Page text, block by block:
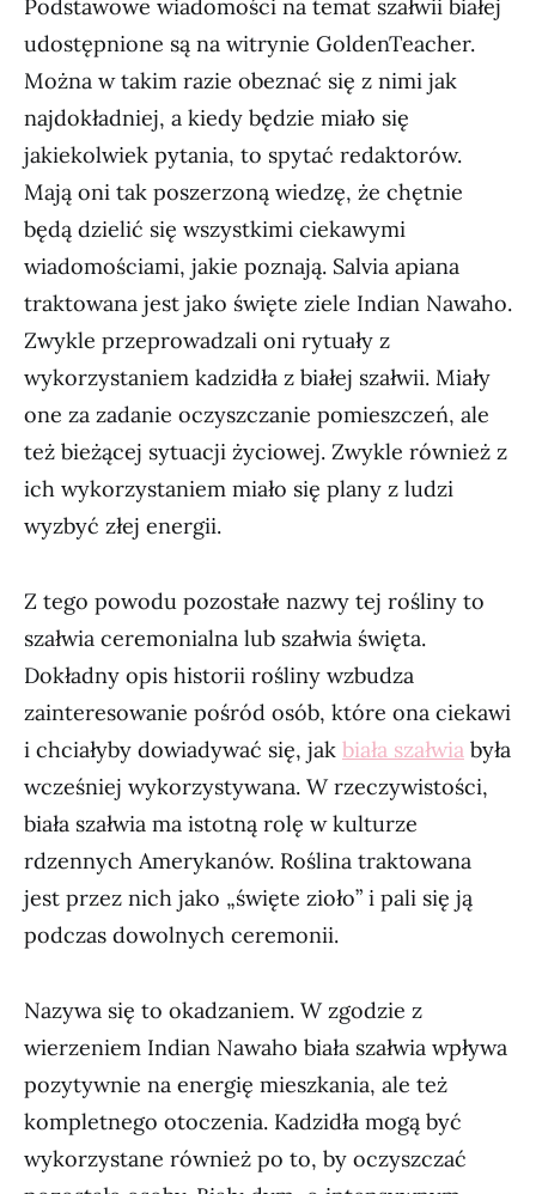
Podstawowe wiadomości na temat szałwii białej
udostępnione są na witrynie GoldenTeacher.
Można w takim razie obeznać się z nimi jak
najdokładniej, a kiedy będzie miało się
jakiekolwiek pytania, to spytać redaktorów.
Mają oni tak poszerzoną wiedzę, że chętnie
będą dzielić się wszystkimi ciekawymi
wiadomościami, jakie poznają. Salvia apiana
traktowana jest jako święte ziele Indian Nawaho.
Zwykle przeprowadzali oni rytuały z
wykorzystaniem kadzidła z białej szałwii. Miały
one za zadanie oczyszczanie pomieszczeń, ale
też bieżącej sytuacji życiowej. Zwykle również z
ich wykorzystaniem miało się plany z ludzi
wyzbyć złej energii.
Z tego powodu pozostałe nazwy tej rośliny to
szałwia ceremonialna lub szałwia święta.
Dokładny opis historii rośliny wzbudza
zainteresowanie pośród osób, które ona ciekawi
i chciałyby dowiadywać się, jak biała szałwia była
wcześniej wykorzystywana. W rzeczywistości,
biała szałwia ma istotną rolę w kulturze
rdzennych Amerykanów. Roślina traktowana
jest przez nich jako „święte zioło” i pali się ją
podczas dowolnych ceremonii.
Nazywa się to okadzaniem. W zgodzie z
wierzeniem Indian Nawaho biała szałwia wpływa
pozytywnie na energię mieszkania, ale też
kompletnego otoczenia. Kadzidła mogą być
wykorzystane również po to, by oczyszczać